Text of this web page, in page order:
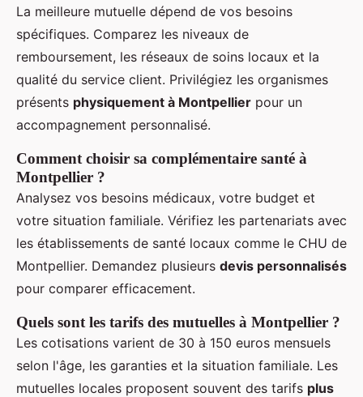
La meilleure mutuelle dépend de vos besoins
spécifiques. Comparez les niveaux de
remboursement, les réseaux de soins locaux et la
qualité du service client. Privilégiez les organismes
présents physiquement à Montpellier pour un
accompagnement personnalisé.
Comment choisir sa complémentaire santé à
Montpellier ?
Analysez vos besoins médicaux, votre budget et
votre situation familiale. Vérifiez les partenariats avec
les établissements de santé locaux comme le CHU de
Montpellier. Demandez plusieurs devis personnalisés
pour comparer efficacement.
Quels sont les tarifs des mutuelles à Montpellier ?
Les cotisations varient de 30 à 150 euros mensuels
selon l'âge, les garanties et la situation familiale. Les
mutuelles locales proposent souvent des tarifs plus